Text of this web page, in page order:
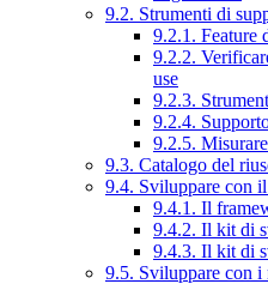
9.2. Strumenti di
9.2.1. Feature
9.2.2.
use
9.2.3.
9.2.4.
9.2.5.
9.3. Catalogo del
9.4. Sviluppare con
9.4.1. Il
9.4.2. Il kit di
9.4.3. Il kit di
9.5. Sviluppare con